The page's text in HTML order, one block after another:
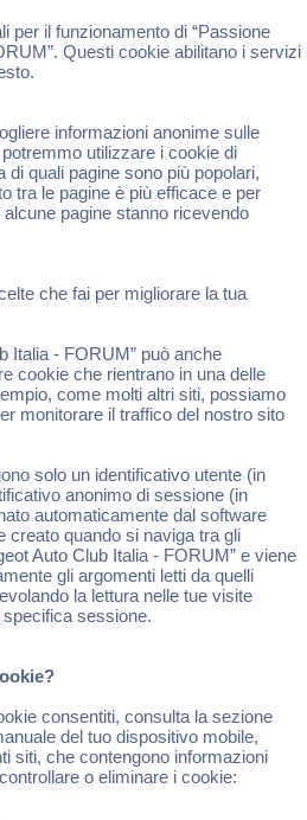
per il funzionamento di “Passione
Questi cookie abilitano i servizi
informazioni anonime sulle
utilizzare i cookie di
quali pagine sono più popolari,
tra le pagine è più efficace e per
pagine stanno ricevendo
che fai per migliorare la tua
Italia - FORUM” può anche
cookie che rientrano in una delle
come molti altri siti, possiamo
monitorare il traffico del nostro sito
solo un identificativo utente (in
anonimo di sessione (in
automaticamente dal software
creato quando si naviga tra gli
Auto Club Italia - FORUM” e viene
gli argomenti letti da quelli
la lettura nelle tue visite
sessione.
consentiti, consulta la sezione
del tuo dispositivo mobile,
siti, che contengono informazioni
o eliminare i cookie: